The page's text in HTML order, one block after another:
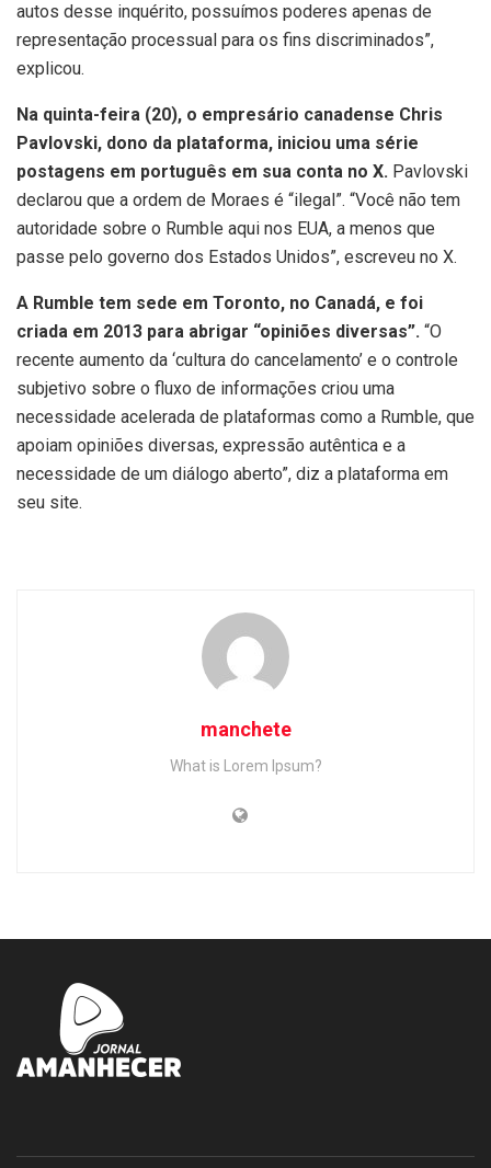
autos desse inquérito, possuímos poderes apenas de
representação processual para os fins discriminados”,
explicou.
Na quinta-feira (20), o empresário canadense Chris
Pavlovski, dono da plataforma, iniciou uma série
postagens em português em sua conta no X. Pavlovski
declarou que a ordem de Moraes é “ilegal”. “Você não tem
autoridade sobre o Rumble aqui nos EUA, a menos que
passe pelo governo dos Estados Unidos”, escreveu no X.
A Rumble tem sede em Toronto, no Canadá, e foi
criada em 2013 para abrigar “opiniões diversas”. “O
recente aumento da ‘cultura do cancelamento’ e o controle
subjetivo sobre o fluxo de informações criou uma
necessidade acelerada de plataformas como a Rumble, que
apoiam opiniões diversas, expressão autêntica e a
necessidade de um diálogo aberto”, diz a plataforma em
seu site.
manchete
What is Lorem Ipsum?